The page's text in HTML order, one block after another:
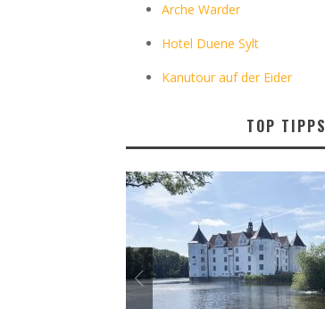
Arche Warder
Hotel Duene Sylt
Kanutour auf der Eider
TOP TIPPS